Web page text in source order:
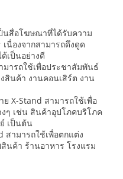
นสื่อโฆษณาที่ได้รับความ
นื่องจากสามารถดึงดูด
เป็นอย่างดี
มารถใช้เพื่อประชาสัมพันธ์
สินค้า งานคอนเสิร์ต งาน
X-Stand สามารถใช้เพื่อ
ๆ เช่น สินค้าอุปโภคบริโภค
เป็นต้น
สามารถใช้เพื่อตกแต่ง
นค้า ร้านอาหาร โรงแรม